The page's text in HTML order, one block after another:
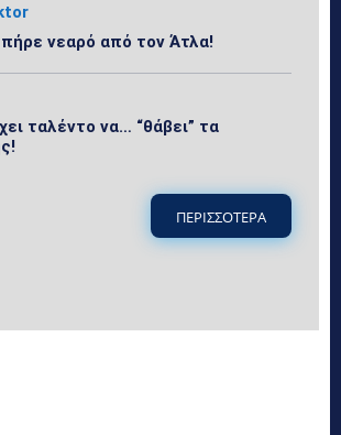
νεαρό από τον Άτλα!
ταλέντο να… “θάβει” τα
ΠΕΡΙΣΣΟΤΕΡΑ